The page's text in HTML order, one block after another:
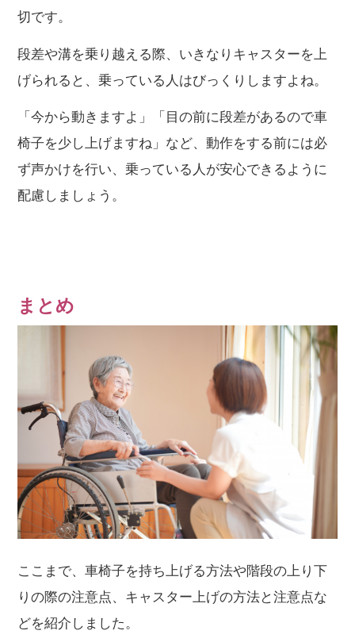
切です。
段差や溝を乗り越える際、いきなりキャスターを上
げられると、乗っている人はびっくりしますよね。
「今から動きますよ」「目の前に段差があるので車
椅子を少し上げますね」など、動作をする前には必
ず声かけを行い、乗っている人が安心できるように
配慮しましょう。
まとめ
ここまで、車椅子を持ち上げる方法や階段の上り下
りの際の注意点、キャスター上げの方法と注意点な
どを紹介しました。